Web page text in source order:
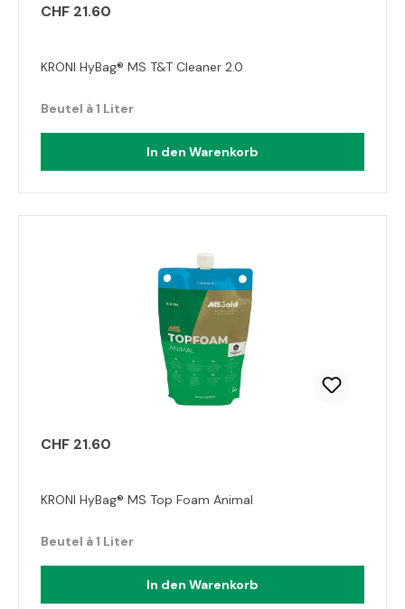
CHF 21.60
KRONI HyBag® MS T&T Cleaner 2.0
Beutel à 1 Liter
In den Warenkorb
CHF 21.60
KRONI HyBag® MS Top Foam Animal
Beutel à 1 Liter
In den Warenkorb